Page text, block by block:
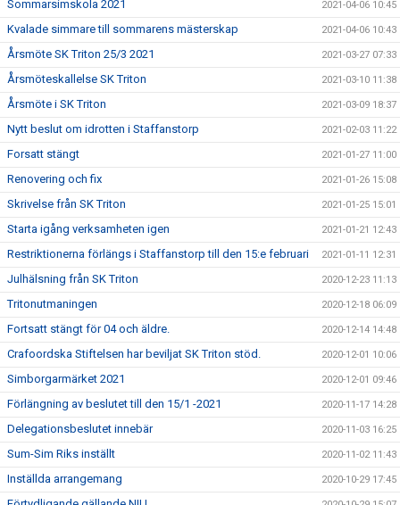
Sommarsimskola 2021 2021-04-06 10:45
Kvalade simmare till sommarens mästerskap 2021-04-06 10:43
Årsmöte SK Triton 25/3 2021 2021-03-27 07:33
Årsmöteskallelse SK Triton 2021-03-10 11:38
Årsmöte i SK Triton 2021-03-09 18:37
Nytt beslut om idrotten i Staffanstorp 2021-02-03 11:22
Forsatt stängt 2021-01-27 11:00
Renovering och fix 2021-01-26 15:08
Skrivelse från SK Triton 2021-01-25 15:01
Starta igång verksamheten igen 2021-01-21 12:43
Restriktionerna förlängs i Staffanstorp till den 15:e februari 2021-01-11 12:31
Julhälsning från SK Triton 2020-12-23 11:13
Tritonutmaningen 2020-12-18 06:09
Fortsatt stängt för 04 och äldre. 2020-12-14 14:48
Crafoordska Stiftelsen har beviljat SK Triton stöd. 2020-12-01 10:06
Simborgarmärket 2021 2020-12-01 09:46
Förlängning av beslutet till den 15/1 -2021 2020-11-17 14:28
Delegationsbeslutet innebär 2020-11-03 16:25
Sum-Sim Riks inställt 2020-11-02 11:43
Inställda arrangemang 2020-10-29 17:45